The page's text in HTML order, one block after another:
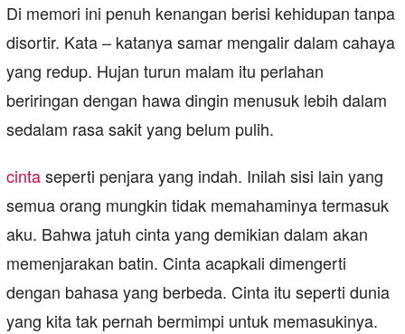
Di memori ini penuh kenangan berisi kehidupan tanpa
disortir. Kata – katanya samar mengalir dalam cahaya
yang redup. Hujan turun malam itu perlahan
beriringan dengan hawa dingin menusuk lebih dalam
sedalam rasa sakit yang belum pulih.
cintaseperti penjara yang indah. Inilah sisi lain yang
semua orang mungkin tidak memahaminya termasuk
aku. Bahwa jatuh cinta yang demikian dalam akan
memenjarakan batin. Cinta acapkali dimengerti
dengan bahasa yang berbeda. Cinta itu seperti dunia
yang kita tak pernah bermimpi untuk memasukinya.